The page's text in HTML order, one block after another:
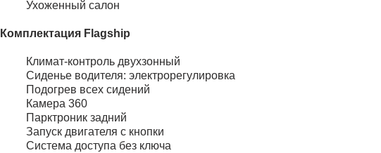
Ухоженный салон
Комплектация Flagship
Климат-контроль двухзонный
Сиденье водителя: электрорегулировка
Подогрев всех сидений
Камера 360
Парктроник задний
Запуск двигателя с кнопки
Система доступа без ключа